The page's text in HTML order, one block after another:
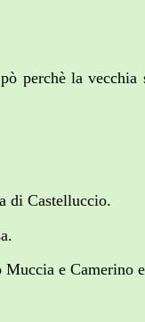
perchè la
di Castelluccio.
e Camerino